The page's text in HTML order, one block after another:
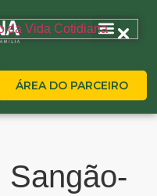
ÁREA DO PARCEIRO
Sangão-